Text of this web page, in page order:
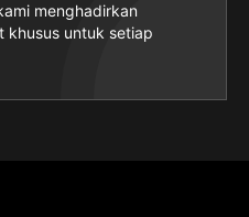
menghadirkan
khusus untuk setiap